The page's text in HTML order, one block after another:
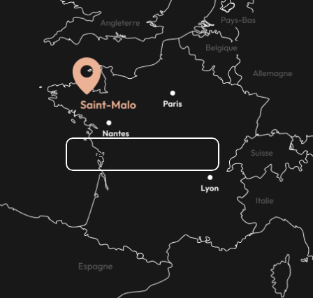
Wie kann ich kommen?